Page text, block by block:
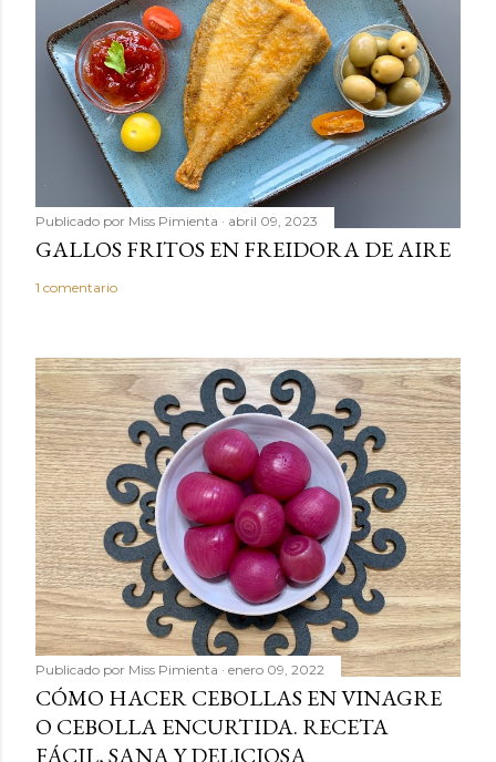
r
i
o
Publicado por Miss Pimienta abril 09, 2023
GALLOS FRITOS EN FREIDORA DE AIRE
1 comentario
Publicado por Miss Pimienta enero 09, 2022
CÓMO HACER CEBOLLAS EN VINAGRE
O CEBOLLA ENCURTIDA. RECETA
FÁCIL, SANA Y DELICIOSA